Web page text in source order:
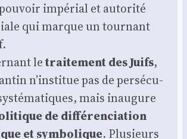
impé­rial et auto­ri­té
qui marque un tour­nant
letrai­te­ment des Juifs,
n’institue pas de per­sé­cu­
mais inau­gure
de dif­fé­ren­cia­tion
et sym­bo­lique. Plu­sieurs